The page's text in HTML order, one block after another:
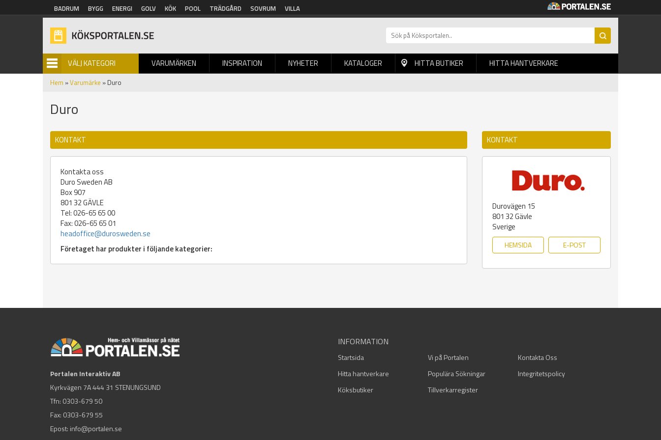
Hoppa till huvudinnehåll
BADRUM BYGG ENERGI GOLV KÖK POOL TRÄDGÅRD SOVRUM VILLA
VÄLJ KATEGORI VARUMÄRKEN INSPIRATION NYHETER
BILDGALLERI KATALOGER HITTA BUTIKER HITTA HANTVERKARE
Hem »Varumärke » Duro
Duro
KONTAKT
Kontakta oss
Duro Sweden AB
Box 907
801 32 GÄVLE
Tel: 026-65 65 00
Fax: 026-65 65 01
headoffice@durosweden.se
Företaget har produkter i följande kategorier:
KONTAKT
Durovägen 15
801 32Gävle
Sverige
HEMSIDA E-POST
Portalen Interaktiv AB
Kyrkvägen 7A 444 31 STENUNGSUND
Tfn: 0303-679 50
Fax: 0303-679 55
Epost: info@portalen.se
INFORMATION
Startsida Vi på Portalen
Kontakta Oss
Hitta hantverkare
Populära Sökningar
Integritetspolicy
Köksbutiker
Tillverkarregister